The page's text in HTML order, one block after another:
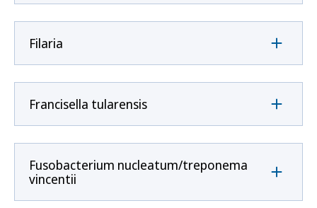
Filaria
Francisella tularensis
Fusobacterium nucleatum/treponema
vincentii